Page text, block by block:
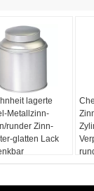
lagerte
Metallzinn-
runder Zinn-
glatten Lack